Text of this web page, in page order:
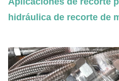
hidráulica de recorte de